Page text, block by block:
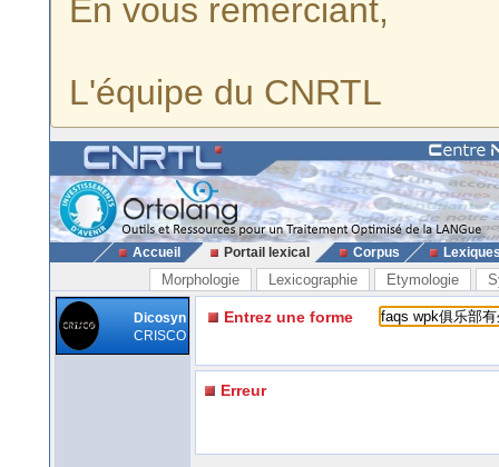
En vous remerciant,
L'équipe du CNRTL
Accueil Portail lexical Corpus
Morphologie Lexicographie Etymologie
Dicosyn
CRISCO
Entrez une forme
Erreur